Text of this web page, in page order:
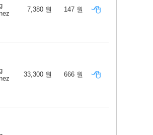
7,380 원 147 원
33,300 원 666 원